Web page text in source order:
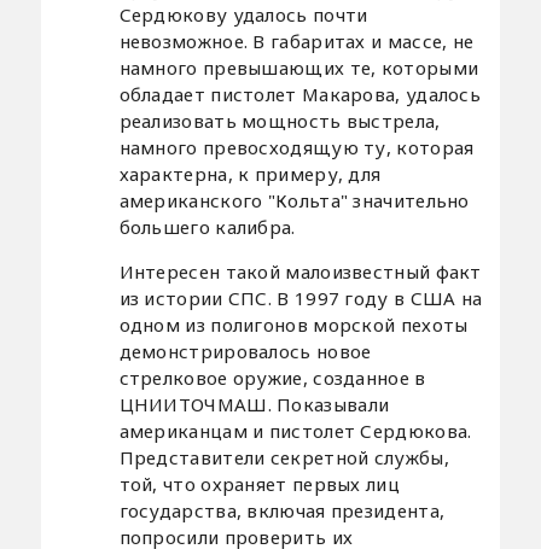
Сердюкову удалось почти
невозможное. В габаритах и массе, не
намного превышающих те, которыми
обладает пистолет Макарова, удалось
реализовать мощность выстрела,
намного превосходящую ту, которая
характерна, к примеру, для
американского "Кольта" значительно
большего калибра.
Интересен такой малоизвестный факт
из истории СПС. В 1997 году в США на
одном из полигонов морской пехоты
демонстрировалось новое
стрелковое оружие, созданное в
ЦНИИТОЧМАШ. Показывали
американцам и пистолет Сердюкова.
Представители секретной службы,
той, что охраняет первых лиц
государства, включая президента,
попросили проверить их